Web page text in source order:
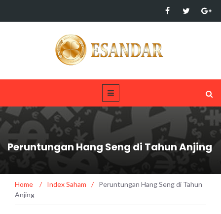
Peruntungan Hang Seng di Tahun Anjing
Home / Index Saham /
Peruntungan Hang Seng di Tahun
Anjing